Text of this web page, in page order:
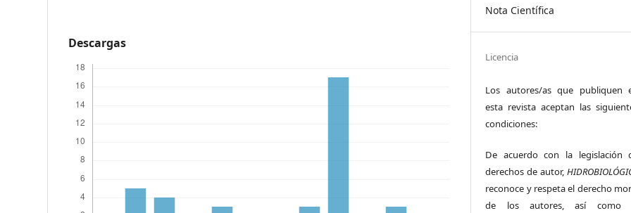
Descargas
Nota Científica
Licencia
Los autores/as que publiquen
esta revista aceptan las
condiciones:
De acuerdo con la legislación
derechos de autor,
reconoce y respeta el derecho
de los autores, así como